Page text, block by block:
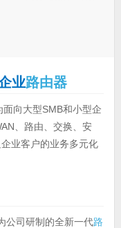
业路由器
面向大型SMB和小型企
、路由、交换、安
业客户的业务多元化
公司研制的全新一代路